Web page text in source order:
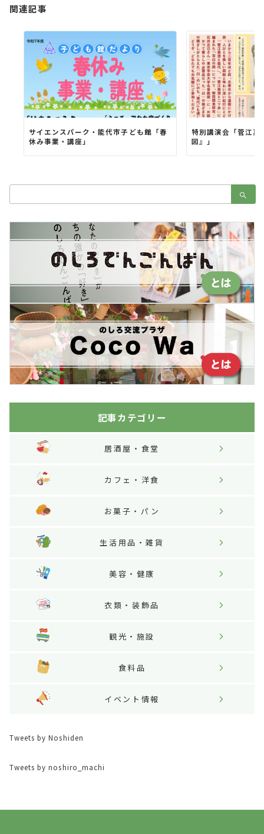
関連記事
サイエンスパーク・能代市子ども館「春
休み事業・講座」
特別講演会「菅江真
図』」
索：
記事カテゴリー
居酒屋・食堂
カフェ・洋食
お菓子・パン
生活用品・雑貨
美容・健康
衣類・装飾品
観光・施設
食料品
イベント情報
Tweets by Noshiden
Tweets by noshiro_machi